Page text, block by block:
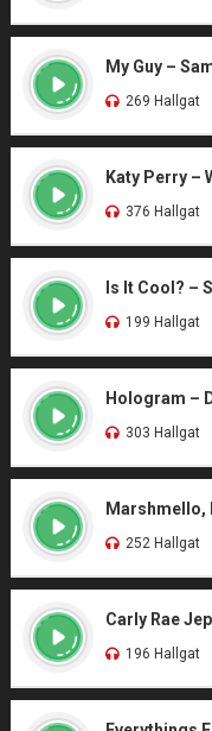
My Guy –
269 Hallgat
Katy Perry –
376 Hallgat
Is It Cool? –
199 Hallgat
Hologram –
303 Hallgat
Marshmello,
252 Hallgat
Carly Rae
196 Hallgat